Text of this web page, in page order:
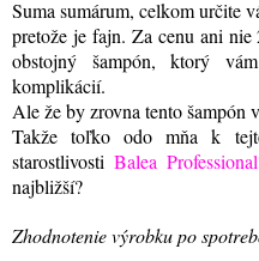
Suma sumárum, celkom určite
pretože je fajn. Za cenu ani nie
obstojný šampón, ktorý
komplikácií.
Ale že by zrovna tento šampón
Takže toľko odo mňa k
starostlivosti Balea Professional
najbližší?
Zhodnotenie výrobku po